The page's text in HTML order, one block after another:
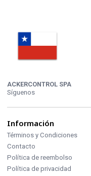
ACKERCONTROL SPA
Síguenos
Información
Términos y Condiciones
Contacto
Política de reembolso
Política de privacidad